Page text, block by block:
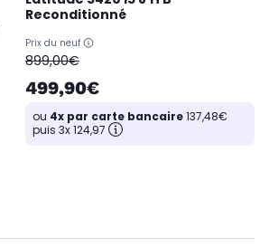
Reconditionné
Prix du neuf
oldPrice
899,00€
499,90€
ou 4x par carte bancaire137,48€
puis 3x 124,97